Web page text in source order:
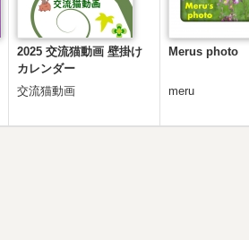
2025 交流猫動画 壁掛け
カレンダー
交流猫動画
Merus photo
meru